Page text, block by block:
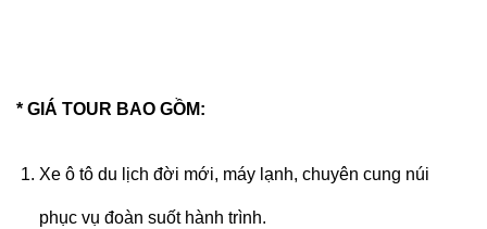
* GIÁ TOUR BAO GỒM:
Xe ô tô du lịch đời mới, máy lạnh, chuyên cung núi
phục vụ đoàn suốt hành trình.